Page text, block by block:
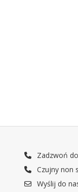
Zadzwoń
Czujny non
Wyślij do